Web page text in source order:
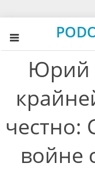
Юрий
честно:
войне